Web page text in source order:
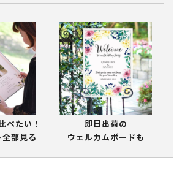
べたい！
部見る
即日出荷の
ウェルカムボードも